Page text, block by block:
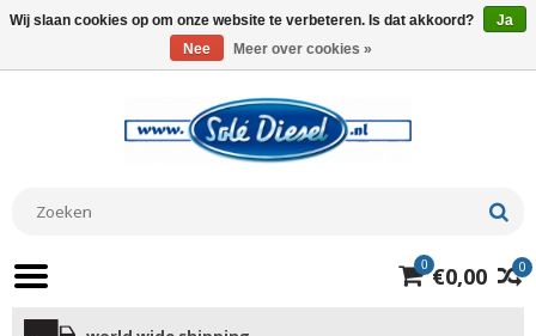
0
0 €0,00
Wij slaan cookies op om onze website te verbeteren. Is dat akkoord?
Ja
Nee
Meer over cookies »